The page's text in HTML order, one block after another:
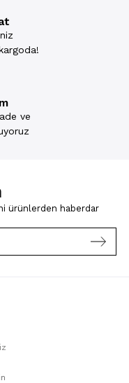
ve
ürünlerden haberdar